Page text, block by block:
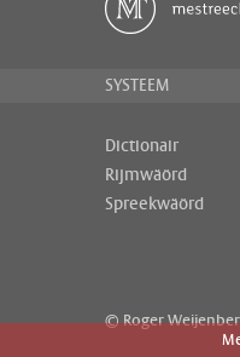
SYSTEEM
Dictionair
Rijmwäörd
Spreekwäörd
© Roger